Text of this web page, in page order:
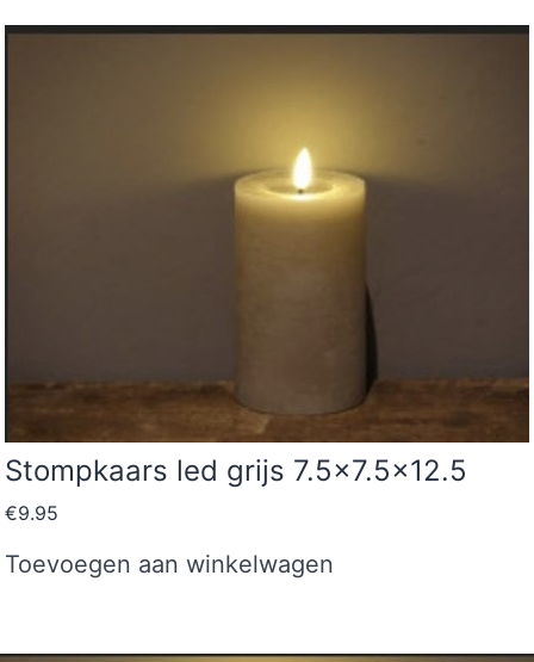
Stompkaars led grijs 7.5×7.5×12.5
€9.95
Toevoegen aan winkelwagen